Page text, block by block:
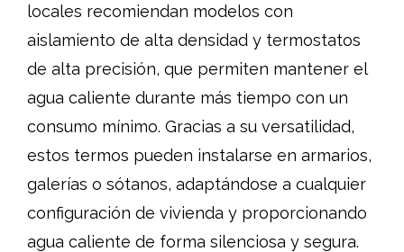
locales recomiendan modelos con
aislamiento de alta densidad y termostatos
de alta precisión, que permiten mantener el
agua caliente durante más tiempo con un
consumo mínimo. Gracias a su versatilidad,
estos termos pueden instalarse en armarios,
galerías o sótanos, adaptándose a cualquier
configuración de vivienda y proporcionando
agua caliente de forma silenciosa y segura.